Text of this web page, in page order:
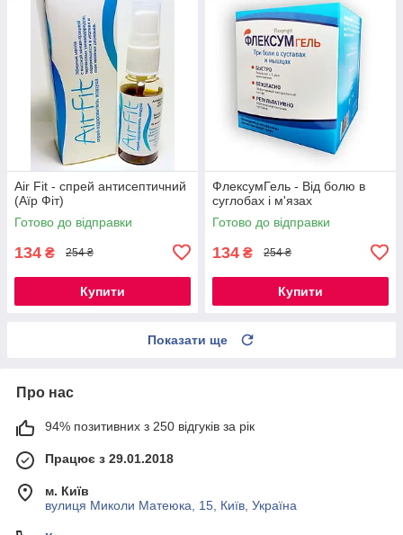
Air Fit - спрей антисептичний
(Аїр Фіт)
Готово до відправки
134 ₴ 254 ₴
Купити
ФлексумГель - Від болю в
суглобах і м'язах
Готово до відправки
134 ₴ 254 ₴
Купити
Показати ще
Про нас
94% позитивних з 250 відгуків за рік
Працює з 29.01.2018
м. Київ
вулиця Миколи Матеюка, 15, Київ, Україна